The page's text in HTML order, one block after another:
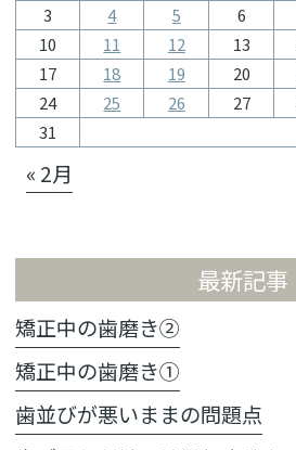
3 4 5 6
10
11 12 13
17
18 19 20
24
25 26 27
31
« 2月
最新記事
矯正中の歯磨き②
矯正中の歯磨き①
歯並びが悪いままの問題点